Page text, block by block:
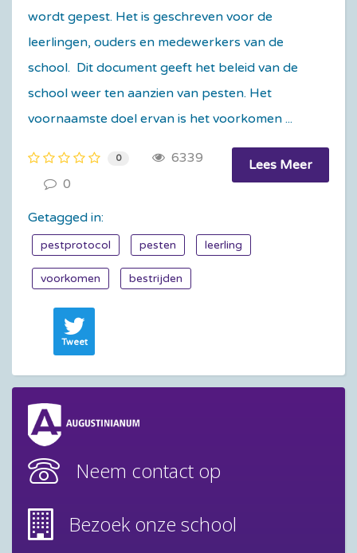
wordt gepest. Het is geschreven voor de
leerlingen, ouders en medewerkers van de
school. Dit document geeft het beleid van de
school weer ten aanzien van pesten. Het
voornaamste doel ervan is het voorkomen ...
Lees Meer
0
6339
0
Getagged in:
pestprotocol pesten leerling
voorkomen bestrijden
Tweet
Neem contact op
Bezoek onze school